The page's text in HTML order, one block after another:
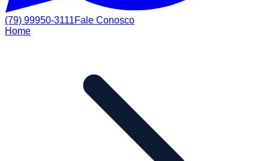
(79) 99950-3111Fale Conosco
Home